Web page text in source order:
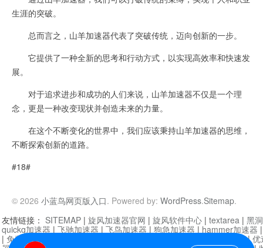
生涯的突破。
总而言之，山羊加速器代表了突破传统，迈向创新的一步。
它提供了一种全新的思考和行动方式，以实现高效率和快速发
展。
对于追求进步和成功的人们来说，山羊加速器不仅是一个理
念，更是一种改变现状并创造未来的力量。
在这个不断变化的世界中，我们应该秉持山羊加速器的思维，
不断探索创新的道路。
#18#
© 2026 小蓝鸟网页版入口. Powered by: WordPress.Sitemap.
友情链接： SITEMAP | 旋风加速器官网 | 旋风软件中心 | textarea | 黑
quickq加速器 | 飞驰加速器 | 飞鸟加速器 | 狗急加速器 | hammer加速器
| 免费vqn加速外网 迷雾通|优